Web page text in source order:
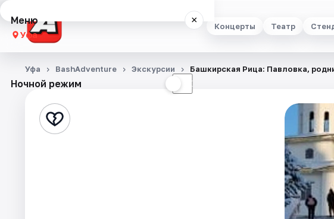
Концерты Театр
Меню ×
Уфа
Концерты
Стендап
Ночной режим ☾
Уфа BashAdventure Экскурсии Башкирская Рица: Павловка,